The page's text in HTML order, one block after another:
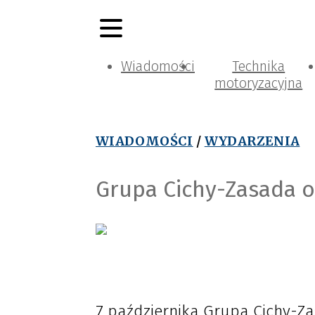
Wiadomości
Technika
motoryzacyjna
WIADOMOŚCI / WYDARZENIA
Grupa Cichy-Zasada
7 października Grupa Cichy-